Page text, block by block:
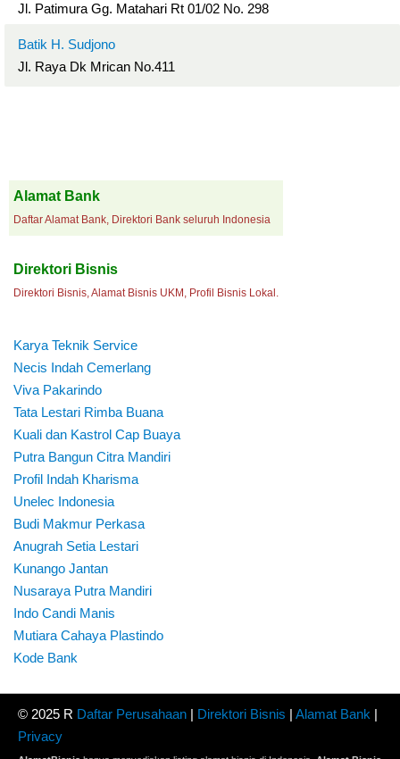
Jl. Patimura Gg. Matahari Rt 01/02 No. 298
Batik H. Sudjono
Jl. Raya Dk Mrican No.411
Alamat Bank
Daftar Alamat Bank, Direktori Bank seluruh Indonesia
Direktori Bisnis
Direktori Bisnis, Alamat Bisnis UKM, Profil Bisnis Lokal.
Karya Teknik Service
Necis Indah Cemerlang
Viva Pakarindo
Tata Lestari Rimba Buana
Kuali dan Kastrol Cap Buaya
Putra Bangun Citra Mandiri
Profil Indah Kharisma
Unelec Indonesia
Budi Makmur Perkasa
Anugrah Setia Lestari
Kunango Jantan
Nusaraya Putra Mandiri
Indo Candi Manis
Mutiara Cahaya Plastindo
Kode Bank
© 2025 R Daftar Perusahaan | Direktori Bisnis | Alamat Bank |
Privacy